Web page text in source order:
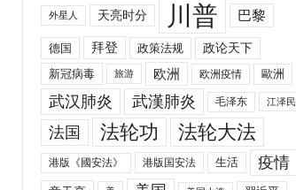
外星人 天亮时分 川普 巴黎
德国 拜登 政策法规
政论天下
新冠病毒
旅游 欧洲 欧洲疫情 歐洲
武汉肺炎 武漢肺炎 毛泽东 江泽民
法国 法轮功 法轮大法
港版《國安法》 港版国安法 生活 疫情